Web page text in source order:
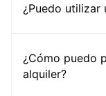
¿Puedo utilizar
¿Cómo puedo
alquiler?